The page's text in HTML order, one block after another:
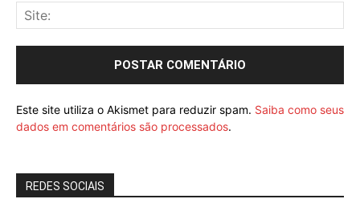
Este site utiliza o Akismet para reduzir spam. Saiba como seus
dados em comentários são processados.
REDES SOCIAIS